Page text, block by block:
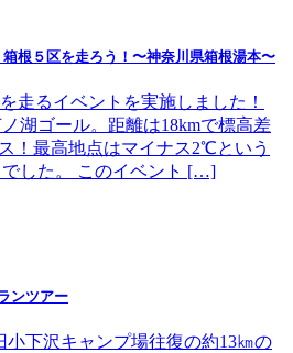
根５区を走ろう！〜神奈川県箱根湯本〜
走るイベントを実施しました！
湖ゴール。距離は18kmで標高差
！最高地点はマイナス2℃という
した。 このイベント […]
ンツアー
小下沢キャンプ場往復の約13㎞の